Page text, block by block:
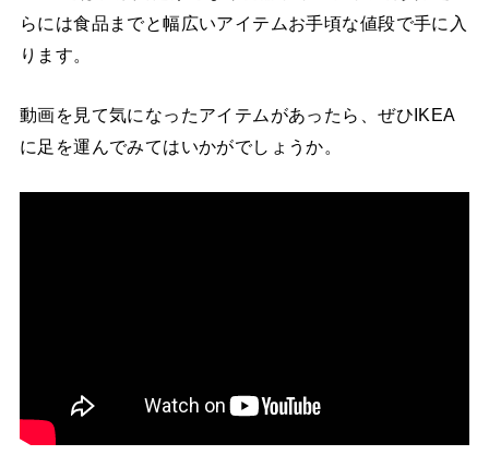
らには食品までと幅広いアイテムお手頃な値段で手に入
ります。
動画を見て気になったアイテムがあったら、ぜひIKEA
に足を運んでみてはいかがでしょうか。